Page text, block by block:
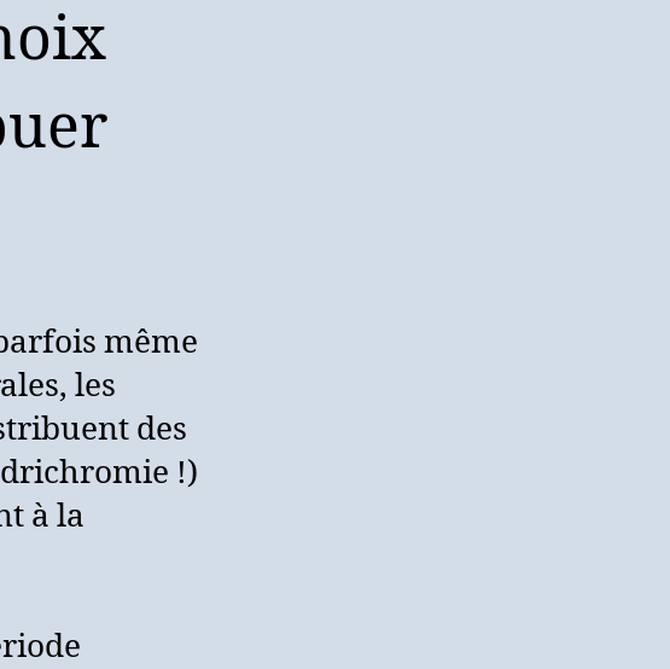
même
les
des
!)
à la